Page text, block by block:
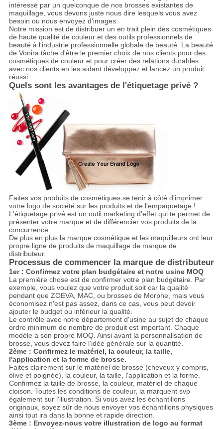
intéressé par un quelconque de nos brosses existantes de
maquillage, vous devons juste nous dire lesquels vous avez
besoin ou nous envoyez d'images.
Notre mission est de distribuer un en trait plein des cosmétiques
de haute qualité de couleur et des outils professionnels de
beauté à l'industrie professionnelle globale de beauté. La beauté
de Vonira tâche d'être le premier choix de nos clients pour des
cosmétiques de couleur et pour créer des relations durables
avec nos clients en les aidant développez et lancez un produit
réussi.
Quels sont les avantages de l'étiquetage privé ?
Faites vos produits de cosmétiques se tenir à côté d'imprimer
votre logo de société sur les produits et de l'empaquetage !
L'étiquetage privé est un outil marketing d'effet qui te permet de
présenter votre marque et de différencier vos produits de la
concurrence.
De plus en plus la marque cosmétique et les maquilleurs ont leur
propre ligne de produits de maquillage de marque de
distributeur.
Processus de commencer la marque de distributeur
1er : Confirmez votre plan budgétaire et notre usine MOQ
La première chose est de confirmer votre plan budgétaire. Par
exemple, vous voulez que votre produit soit car la qualité
pendant que ZOEVA, MAC, ou brosses de Morphe, mais vous
économisez n'est pas assez, dans ce cas, vous peut devoir
ajouter le budget ou inférieur la qualité.
Le contrôle avec notre département d'usine au sujet de chaque
ordre minimum de nombre de produit est important. Chaque
modèle a son propre MOQ. Ainsi avant la personnalisation de
brosse, vous devez faire l'idée générale sur la quantité.
2ème : Confirmez le matériel, la couleur, la taille,
l'application et la forme de brosse.
Faites clairement sur le matériel de brosse (cheveux y compris,
olive et poignée), la couleur, la taille, l'application et la forme.
Confirmez la taille de brosse, la couleur, matériel de chaque
cloison. Toutes les conditions de couleur, la marquent svp
également sur l'illustration. Si vous avez les échantillons
originaux, soyez sûr de nous envoyer vos échantillons physiques
ainsi tout ira dans la bonne et rapide direction.
3ème : Envoyez-nous votre illustration de logo au format